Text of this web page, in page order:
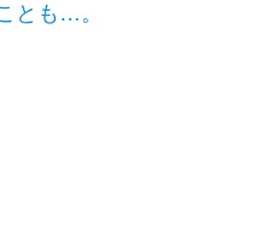
とも…。